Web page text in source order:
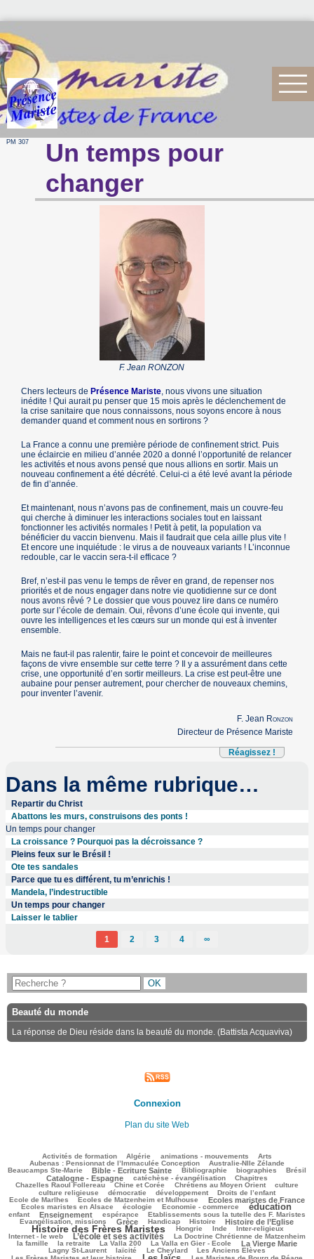
PM 307
Un temps pour
changer
F. Jean RONZON
Chers lecteurs de Présence Mariste, nous vivons une situation
inédite ! Qui aurait pu penser que 15 mois après le déclenchement de
la crise sanitaire que nous connaissons, nous soyons encore à nous
demander quand et comment nous en sortirons ?
La France a connu une première période de confinement strict. Puis
une éclaircie en milieu d’année 2020 a donné l’opportunité de relancer
les activités et nous avons pensé que nous allions en sortir. Mais un
nouveau confinement a été décrété. Celui-ci a été levé avant la période
de fin d’année.
Et maintenant, nous n’avons pas de confinement, mais un couvre-feu
qui cherche à diminuer les interactions sociales tout en laissant
fonctionner les activités normales ! Petit à petit, la population va
bénéficier du vaccin bienvenu. Mais il faudrait que cela aille plus vite !
Et encore une inquiétude : le virus a de nouveaux variants ! L’inconnue
redouble, car le vaccin sera-t-il efficace ?
Bref, n’est-il pas venu le temps de rêver en grand, de repenser nos
priorités et de nous engager dans notre vie quotidienne sur ce dont
nous avons rêvé ? Le dossier que vous pouvez lire dans ce numéro
porte sur l’école de demain. Oui, rêvons d’une école qui invente, qui
ouvre les intelligences et les cœurs sur un monde qui est à inventer
ensemble.
Mais ne faut-il pas ralentir, faire le point et concevoir de meilleures
façons de vivre ensemble sur cette terre ? Il y a assurément dans cette
crise, une opportunité d’en sortir meilleurs. La crise est peut-être une
aubaine pour penser autrement, pour chercher de nouveaux chemins,
pour inventer l’avenir.
F. Jean Ronzon
Directeur de Présence Mariste
Réagissez !
Dans la même rubrique…
Repartir du Christ
Abattons les murs, construisons des ponts !
Un temps pour changer
La croissance ? Pourquoi pas la décroissance ?
Pleins feux sur le Brésil !
Ote tes sandales
Parce que tu es différent, tu m’enrichis !
Mandela, l’indestructible
Un temps pour changer
Laisser le tablier
1 2 3 4 ∞
Beauté du monde
La réponse de Dieu réside dans la beauté du monde. (Battista Acquaviva)
Connexion
Plan du site Web
Activités de formation Algérie animations - mouvements Arts
Aubenas : Pensionnat de l’Immaculée Conception
49/3129 Australie-Nlle Zélande
87/3129
Beaucamps Ste-Marie
703/3129 Bible - Ecriture Sainte
41/3129 Bibliographie
634/3129 biographies
120/3129 Brésil
843/3129
Catalogne - Espagne catéchèse - évangélisation Chapitres
Chazelles Raoul Follereau
110/3129 Chine et Corée
321/3129 Chrétiens au Moyen Orient
440/3129 culture
42/3129
culture religieuse
démocratie développement Droits de l’enfant
Ecole de Marlhes
147/3129 Ecoles de Matzenheim et Mulhouse
1001/3129 Ecoles maristes de France
282/3129
Ecoles maristes en Alsace
553/3129 écologie
117/3129 Economie - commerce
1624/3129 éducation
117/3129
enfant
830/3129 Enseignement
221/3129 espérance
66/3129 Etablissements sous la tutelle des F. Maristes
226/3129
Evangélisation, missions
807/3129 Grèce
65/3129 Handicap
276/3129 Histoire
912/3129 Histoire de l’Eglise
1941/3129
Histoire des Frères Maristes
158/3129 Hongrie Inde
150/3129 Inter-religieux
158/3129
Internet - le web
1151/3129 L’école et ses activités
56/3129 La Doctrine Chrétienne de Matzenheim
320/3129
la famille
93/3129 la retraite
60/3129 La Valla 200
93/3129 La Valla en Gier - Ecole
749/3129 La Vierge Marie
444/3129
Lagny St-Laurent
laïcité Le Cheylard Les Anciens Elèves
1623/3129
513/3129
224/3129